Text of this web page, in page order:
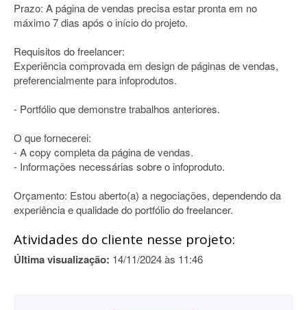
Prazo: A página de vendas precisa estar pronta em no
máximo 7 dias após o início do projeto.
Requisitos do freelancer:
Experiência comprovada em design de páginas de vendas,
preferencialmente para infoprodutos.
- Portfólio que demonstre trabalhos anteriores.
O que fornecerei:
- A copy completa da página de vendas.
- Informações necessárias sobre o infoproduto.
Orçamento: Estou aberto(a) a negociações, dependendo da
experiência e qualidade do portfólio do freelancer.
Atividades do cliente nesse projeto:
Última visualização: 14/11/2024 às 11:46